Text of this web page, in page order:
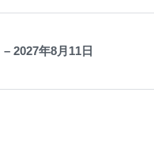
2027年8月11日